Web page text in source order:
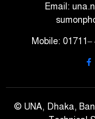
Email:
Mobile:
© UNA, Dhaka,